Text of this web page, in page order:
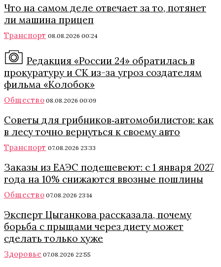
Что на самом деле отвечает за то, потянет
ли машина прицеп
Транспорт 08.08.2026 00:24
Редакция «России 24» обратилась в
прокуратуру и СК из-за угроз создателям
фильма «Колобок»
Общество 08.08.2026 00:09
Советы для грибников‑автомобилистов: как
в лесу точно вернуться к своему авто
Транспорт 07.08.2026 23:33
Заказы из ЕАЭС подешевеют: с 1 января 2027
года на 10% снижаются ввозные пошлины
Общество 07.08.2026 23:14
Эксперт Цыганкова рассказала, почему
борьба с прыщами через диету может
сделать только хуже
Здоровье 07.08.2026 22:55